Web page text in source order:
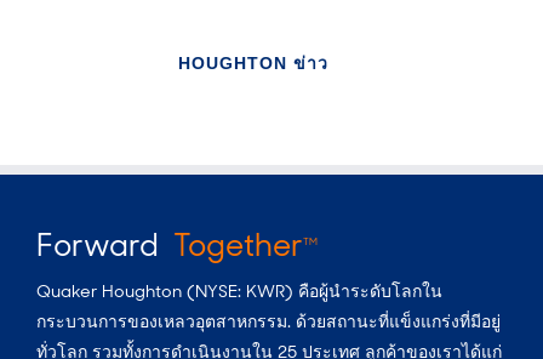
HOUGHTON ข่าว
Forward TogetherTM
Quaker Houghton (NYSE: KWR) คือผู้นำระดับโลกใน
กระบวนการของเหลวอุตสาหกรรม. ด้วยสถานะที่แข็งแกร่งที่มีอยู่
ทั่วโลก รวมทั้งการดำเนินงานใน 25 ประเทศ ลูกค้าของเราได้แก่